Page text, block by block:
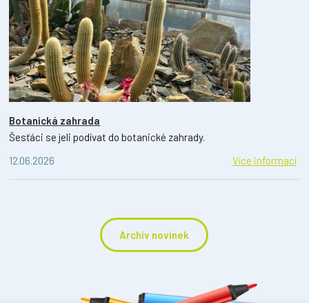
Botanická zahrada
Šesťáci se jeli podívat do botanické zahrady.
12.06.2026
Více informací
Archiv novinek